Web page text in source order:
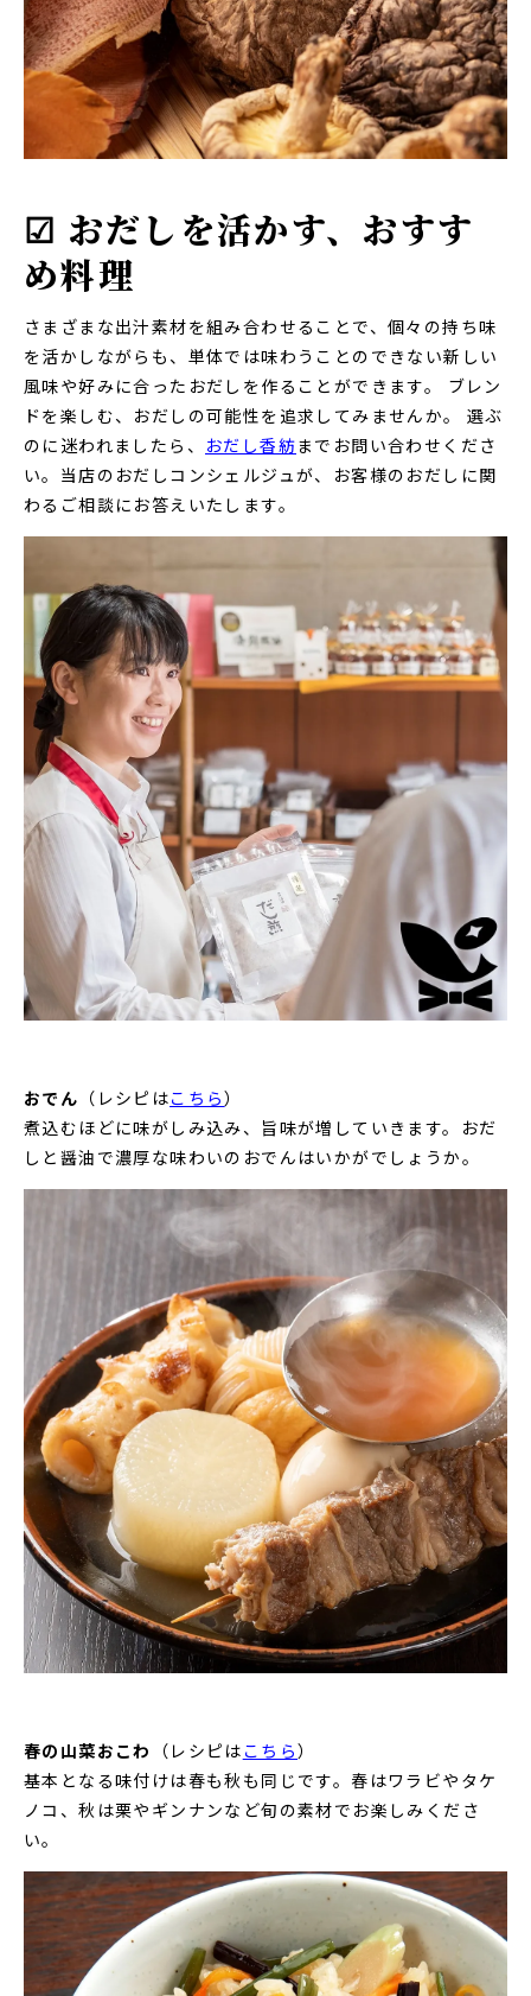
☑ おだしを活かす、おすす
め料理
さまざまな出汁素材を組み合わせることで、個々の持ち味
を活かしながらも、単体では味わうことのできない新しい
風味や好みに合ったおだしを作ることができます。 ブレン
ドを楽しむ、おだしの可能性を追求してみませんか。 選ぶ
のに迷われましたら、 おだし香紡までお問い合わせくださ
い。当店のおだしコンシェルジュが、お客様のおだしに関
わるご相談にお答えいたします。
おでん （レシピはこちら）
煮込むほどに味がしみ込み、旨味が増していきます。おだ
しと醤油で濃厚な味わいのおでんはいかがでしょうか。
春の山菜おこわ （レシピは こちら）
基本となる味付けは春も秋も同じです。春はワラビやタケ
ノコ、秋は栗やギンナンなど旬の素材でお楽しみくださ
い。